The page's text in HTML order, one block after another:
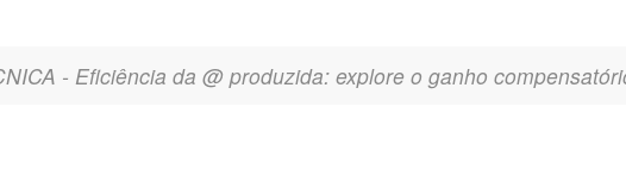
- Eficiência da @ produzida: explore o ganho